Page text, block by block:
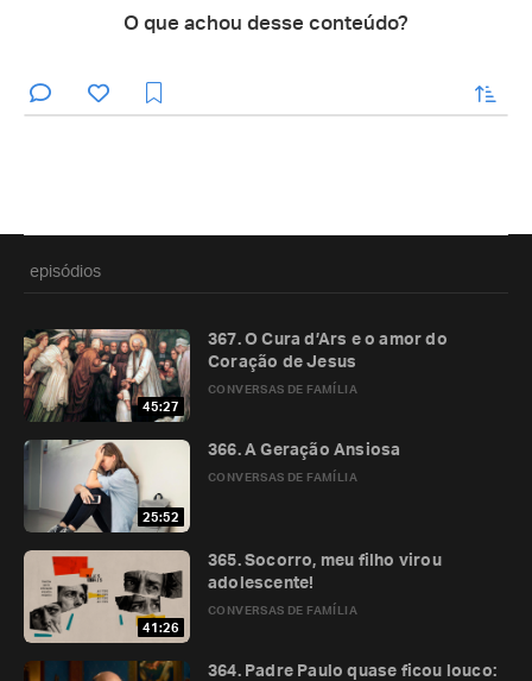
O que achou desse conteúdo?
enviar
episódios
45:27
CONVERSAS DE FAMÍLIA
367. O Cura d’Ars e o amor do
Coração de Jesus
25:52
CONVERSAS DE FAMÍLIA
366. A Geração Ansiosa
41:26
CONVERSAS DE FAMÍLIA
365. Socorro, meu filho virou
adolescente!
364. Padre Paulo quase ficou louco: